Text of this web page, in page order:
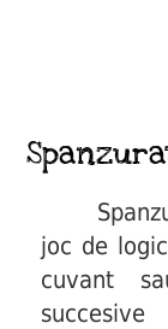
joc de
cuvant